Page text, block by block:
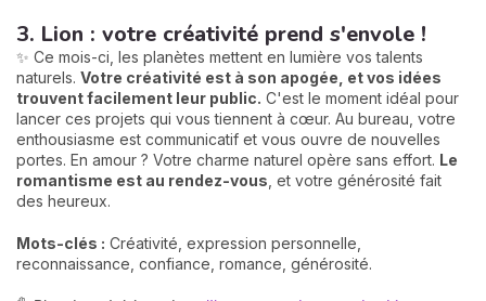
3. Lion : votre créativité prend s'envole !
✨ Ce mois-ci, les planètes mettent en lumière vos talents
naturels. Votre créativité est à son apogée, et vos idées
trouvent facilement leur public. C'est le moment idéal pour
lancer ces projets qui vous tiennent à cœur. Au bureau, votre
enthousiasme est communicatif et vous ouvre de nouvelles
portes. En amour ? Votre charme naturel opère sans effort. Le
romantisme est au rendez-vous, et votre générosité fait
des heureux.
Mots-clés : Créativité, expression personnelle,
reconnaissance, confiance, romance, générosité.